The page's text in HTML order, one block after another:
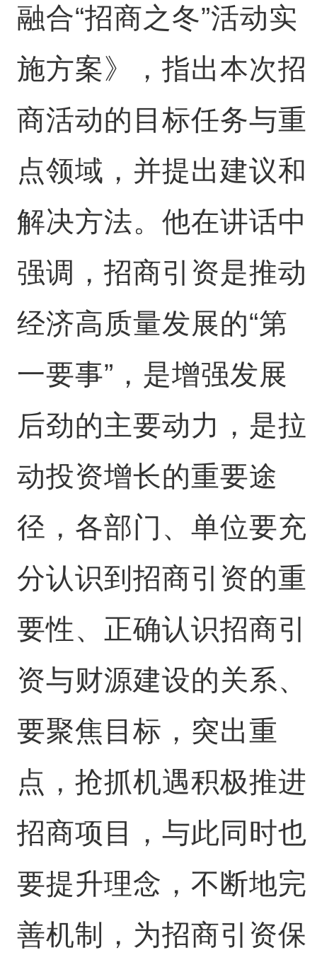
融合“招商之冬”活动实
施方案》，指出本次招
商活动的目标任务与重
点领域，并提出建议和
解决方法。他在讲话中
强调，招商引资是推动
经济高质量发展的“第
一要事”，是增强发展
后劲的主要动力，是拉
动投资增长的重要途
径，各部门、单位要充
分认识到招商引资的重
要性、正确认识招商引
资与财源建设的关系、
要聚焦目标，突出重
点，抢抓机遇积极推进
招商项目，与此同时也
要提升理念，不断地完
善机制，为招商引资保